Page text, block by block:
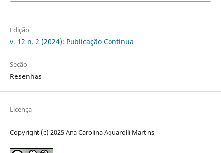
Edição
v. 12 n. 2 (2024): Publicação Contínua
Seção
Resenhas
Licença
Copyright (c) 2025 Ana Carolina Aquarolli Martins